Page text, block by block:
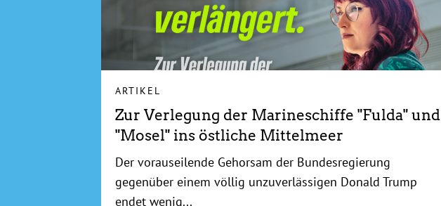
ARTIKEL
Zur Verlegung der Marineschiffe "Fulda" und
"Mosel" ins östliche Mittelmeer
Der vorauseilende Gehorsam der Bundesregierung
gegenüber einem völlig unzuverlässigen Donald Trump
endet wenig...